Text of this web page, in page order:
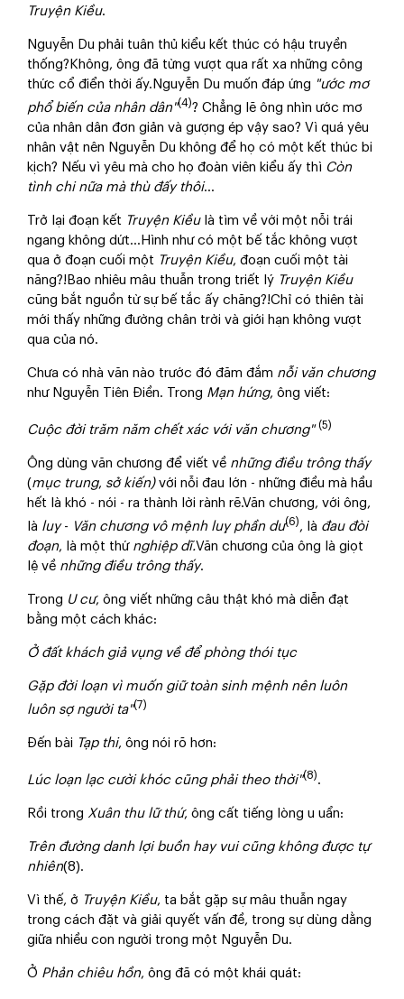
Truyện Kiều.
Nguyễn Du phải tuân thủ kiểu kết thúc có hậu truyền
thống?Không, ông đã từng vượt qua rất xa những công
thức cổ điển thời ấy.Nguyễn Du muốn đáp ứng "ước mơ
phổ biến của nhân dân"(4)? Chẳng lẽ ông nhìn ước mơ
của nhân dân đơn giản và gượng ép vậy sao? Vì quá yêu
nhân vật nên Nguyễn Du không để họ có một kết thúc bi
kịch? Nếu vì yêu mà cho họ đoàn viên kiểu ấy thì Còn
tình chi nữa mà thù đấy thôi...
Trở lại đoạn kết Truyện Kiềulà tìm về với một nỗi trái
ngang không dứt...Hình như có một bế tắc không vượt
qua ở đoạn cuối một Truyện Kiều, đoạn cuối một tài
năng?!Bao nhiêu mâu thuẫn trong triết lý Truyện Kiều
cũng bắt nguồn từ sự bế tắc ấy chăng?!Chỉ có thiên tài
mới thấy những đường chân trời và giới hạn không vượt
qua của nó.
Chưa có nhà văn nào trước đó đăm đắm nỗi văn chương
như Nguyễn Tiên Điền. Trong Mạn hứng, ông viết:
Cuộc đời trăm năm chết xác với văn chương" (5)
Ông dùng văn chương để viết về những điều trông thấy
(mục trung, sở kiến)với nỗi đau lớn - những điều mà hầu
hết là khó - nói - ra thành lời rành rẽ.Văn chương, với ông,
là luỵ- Văn chương vô mệnh luỵ phần dư(6), là đau đòi
đoạn, là một thứ nghiệp dĩ.Văn chương của ông là giọt
lệ về những điều trông thấy.
Trong U cư, ông viết những câu thật khó mà diễn đạt
bằng một cách khác:
Ở đất khách giả vụng về để phòng thói tục
Gặp đời loạn vì muốn giữ toàn sinh mệnh nên luôn
luôn sợ người ta"(7)
Đến bài Tạp thi, ông nói rõ hơn:
Lúc loạn lạc cười khóc cũng phải theo thời"(8).
Rồi trong Xuân thu lữ thứ, ông cất tiếng lòng u uẩn:
Trên đường danh lợi buồn hay vui cũng không được tự
nhiên(8).
Vì thế, ở Truyện Kiều, ta bắt gặp sự mâu thuẫn ngay
trong cách đặt và giải quyết vấn đề, trong sự dùng dằng
giữa nhiều con người trong một Nguyễn Du.
Ở Phản chiêu hồn, ông đã có một khái quát: